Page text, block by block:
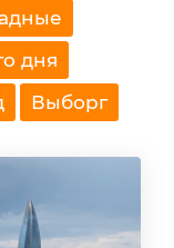
дня
Выборг